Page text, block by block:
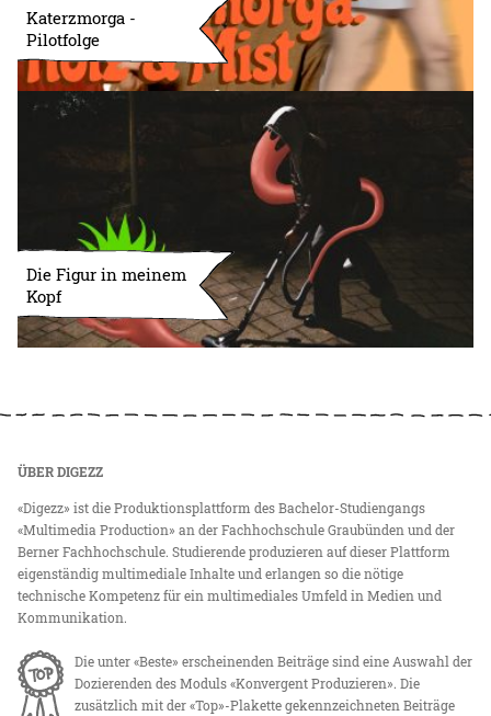
Katerzmorga -
Pilotfolge
Die Figur in meinem
Kopf
ÜBER DIGEZZ
«Digezz» ist die Produktionsplattform des Bachelor-Studiengangs
«Multimedia Production» an der Fachhochschule Graubünden und der
Berner Fachhochschule. Studierende produzieren auf dieser Plattform
eigenständig multimediale Inhalte und erlangen so die nötige
technische Kompetenz für ein multimediales Umfeld in Medien und
Kommunikation.
Die unter «Beste» erscheinenden Beiträge sind eine Auswahl der
Dozierenden des Moduls «Konvergent Produzieren». Die
zusätzlich mit der «Top»-Plakette gekennzeichneten Beiträge